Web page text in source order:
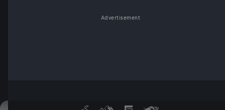
Advertisement